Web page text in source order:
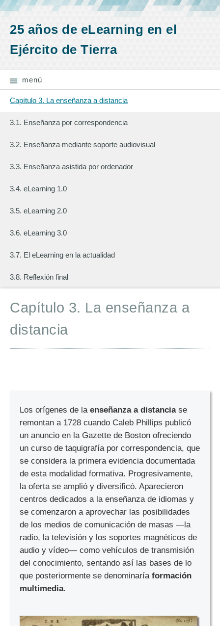
25 años de eLearning en el
Ejército de Tierra
menú
Capítulo 3. La enseñanza a distancia
3.1. Enseñanza por correspondencia
3.2. Enseñanza mediante soporte audiovisual
3.3. Enseñanza asistida por ordenador
3.4. eLearning 1.0
3.5. eLearning 2.0
3.6. eLearning 3.0
3.7. El eLearning en la actualidad
3.8. Reflexión final
Capítulo 3. La enseñanza a
distancia
Los orígenes de la enseñanza a distancia se
remontan a 1728 cuando Caleb Phillips publicó
un anuncio en la Gazette de Boston ofreciendo
un curso de taquigrafía por correspondencia, que
se considera la primera evidencia documentada
de esta modalidad formativa. Progresivamente,
la oferta se amplió y diversificó. Aparecieron
centros dedicados a la enseñanza de idiomas y
se comenzaron a aprovechar las posibilidades
de los medios de comunicación de masas —la
radio, la televisión y los soportes magnéticos de
audio y vídeo— como vehículos de transmisión
del conocimiento, sentando así las bases de lo
que posteriormente se denominaría formación
multimedia.